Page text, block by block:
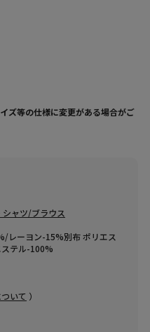
ズ等の仕様に変更がある場合がご
シャツ/ブラウス
レーヨン-15%別布 ポリエス
テル-100%
いて ）